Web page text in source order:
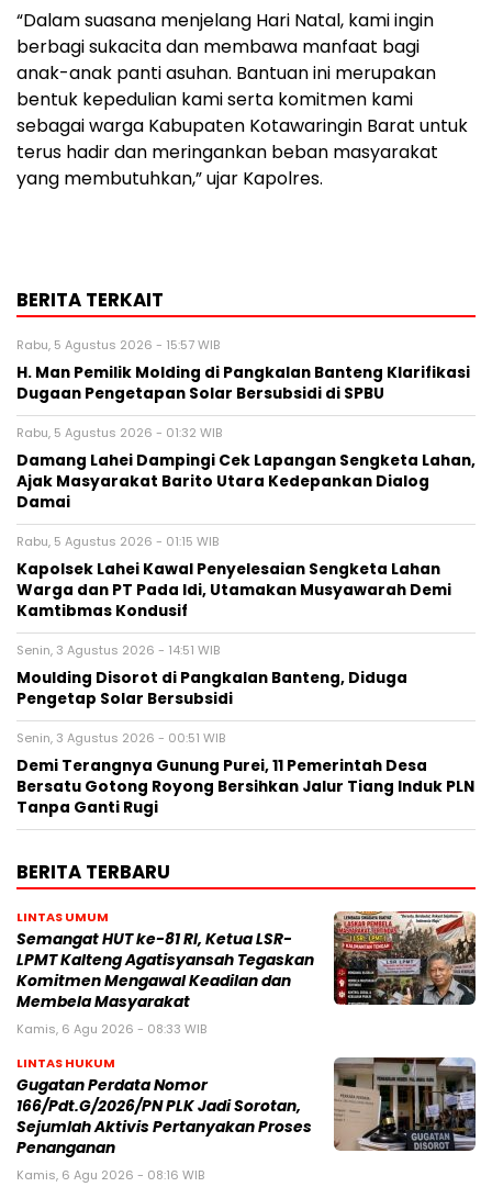
“Dalam suasana menjelang Hari Natal, kami ingin
berbagi sukacita dan membawa manfaat bagi
anak-anak panti asuhan. Bantuan ini merupakan
bentuk kepedulian kami serta komitmen kami
sebagai warga Kabupaten Kotawaringin Barat untuk
terus hadir dan meringankan beban masyarakat
yang membutuhkan,” ujar Kapolres.
BERITA TERKAIT
Rabu, 5 Agustus 2026 - 15:57 WIB
H. Man Pemilik Molding di Pangkalan Banteng Klarifikasi
Dugaan Pengetapan Solar Bersubsidi di SPBU
Rabu, 5 Agustus 2026 - 01:32 WIB
Damang Lahei Dampingi Cek Lapangan Sengketa Lahan,
Ajak Masyarakat Barito Utara Kedepankan Dialog
Damai
Rabu, 5 Agustus 2026 - 01:15 WIB
Kapolsek Lahei Kawal Penyelesaian Sengketa Lahan
Warga dan PT Pada Idi, Utamakan Musyawarah Demi
Kamtibmas Kondusif
Senin, 3 Agustus 2026 - 14:51 WIB
Moulding Disorot di Pangkalan Banteng, Diduga
Pengetap Solar Bersubsidi
Senin, 3 Agustus 2026 - 00:51 WIB
Demi Terangnya Gunung Purei, 11 Pemerintah Desa
Bersatu Gotong Royong Bersihkan Jalur Tiang Induk PLN
Tanpa Ganti Rugi
BERITA TERBARU
LINTAS UMUM
Semangat HUT ke-81 RI, Ketua LSR-
LPMT Kalteng Agatisyansah Tegaskan
Komitmen Mengawal Keadilan dan
Membela Masyarakat
Kamis, 6 Agu 2026 - 08:33 WIB
LINTAS HUKUM
Gugatan Perdata Nomor
166/Pdt.G/2026/PN PLK Jadi Sorotan,
Sejumlah Aktivis Pertanyakan Proses
Penanganan
Kamis, 6 Agu 2026 - 08:16 WIB